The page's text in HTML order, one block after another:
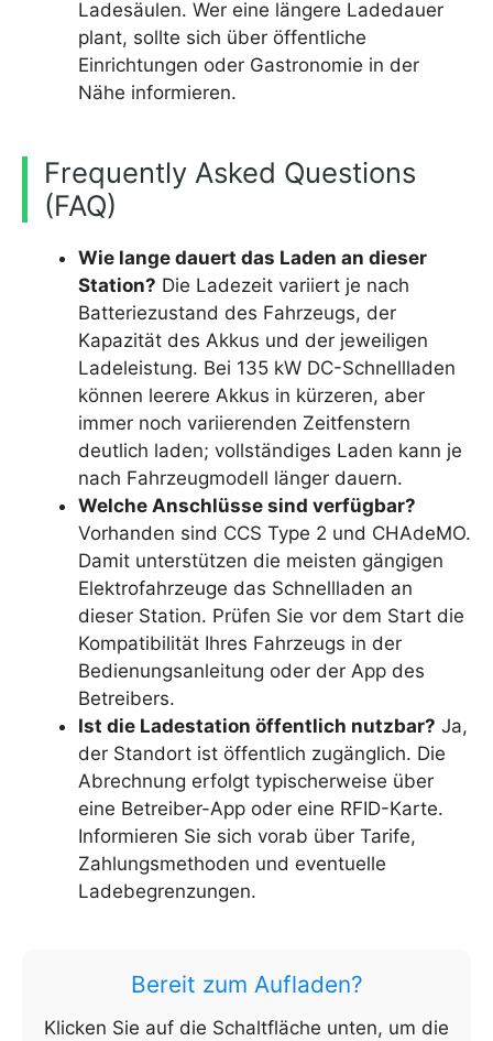
Ladesäulen. Wer eine längere Ladedauer
plant, sollte sich über öffentliche
Einrichtungen oder Gastronomie in der
Nähe informieren.
Frequently Asked Questions
(FAQ)
Wie lange dauert das Laden an dieser
Station? Die Ladezeit variiert je nach
Batteriezustand des Fahrzeugs, der
Kapazität des Akkus und der jeweiligen
Ladeleistung. Bei 135 kW DC-Schnellladen
können leerere Akkus in kürzeren, aber
immer noch variierenden Zeitfenstern
deutlich laden; vollständiges Laden kann je
nach Fahrzeugmodell länger dauern.
Welche Anschlüsse sind verfügbar?
Vorhanden sind CCS Type 2 und CHAdeMO.
Damit unterstützen die meisten gängigen
Elektrofahrzeuge das Schnellladen an
dieser Station. Prüfen Sie vor dem Start die
Kompatibilität Ihres Fahrzeugs in der
Bedienungsanleitung oder der App des
Betreibers.
Ist die Ladestation öffentlich nutzbar? Ja,
der Standort ist öffentlich zugänglich. Die
Abrechnung erfolgt typischerweise über
eine Betreiber-App oder eine RFID-Karte.
Informieren Sie sich vorab über Tarife,
Zahlungsmethoden und eventuelle
Ladebegrenzungen.
Bereit zum Aufladen?
Klicken Sie auf die Schaltfläche unten, um die